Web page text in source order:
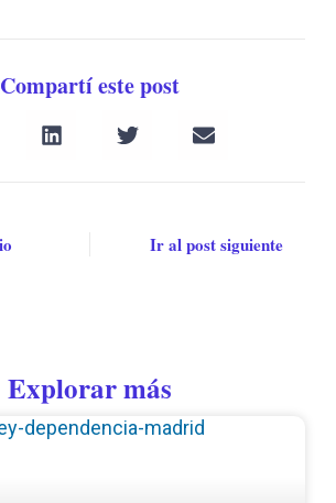
Compartí este post
Ir al post siguiente
Explorar más